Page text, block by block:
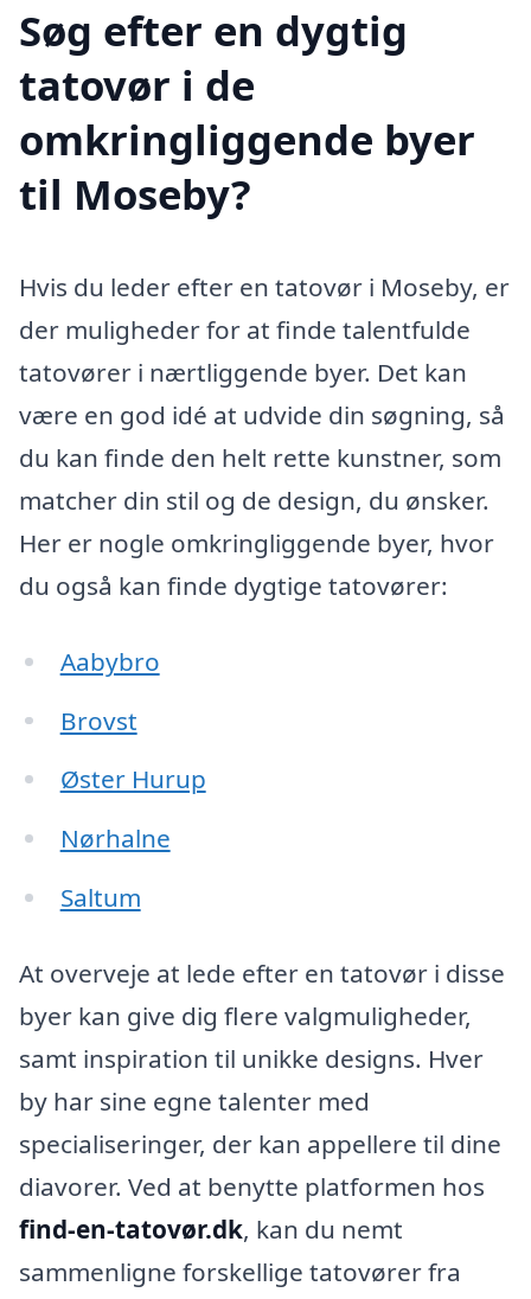
Søg efter en dygtig
tatovør i de
omkringliggende byer
til Moseby?
Hvis du leder efter en tatovør i Moseby, er
der muligheder for at finde talentfulde
tatovører i nærtliggende byer. Det kan
være en god idé at udvide din søgning, så
du kan finde den helt rette kunstner, som
matcher din stil og de design, du ønsker.
Her er nogle omkringliggende byer, hvor
du også kan finde dygtige tatovører:
Aabybro
Brovst
Øster Hurup
Nørhalne
Saltum
At overveje at lede efter en tatovør i disse
byer kan give dig flere valgmuligheder,
samt inspiration til unikke designs. Hver
by har sine egne talenter med
specialiseringer, der kan appellere til dine
diavorer. Ved at benytte platformen hos
find-en-tatovør.dk, kan du nemt
sammenligne forskellige tatovører fra